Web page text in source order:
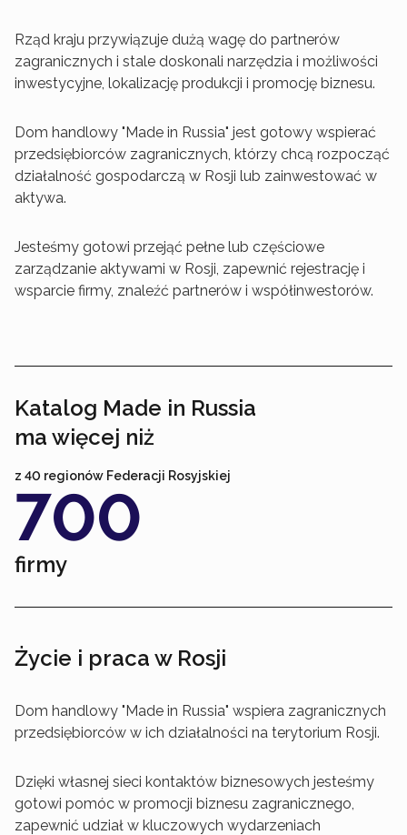
Rząd kraju przywiązuje dużą wagę do partnerów
zagranicznych i stale doskonali narzędzia i możliwości
inwestycyjne, lokalizację produkcji i promocję biznesu.
Dom handlowy "Made in Russia" jest gotowy wspierać
przedsiębiorców zagranicznych, którzy chcą rozpocząć
działalność gospodarczą w Rosji lub zainwestować w
aktywa.
Jesteśmy gotowi przejąć pełne lub częściowe
zarządzanie aktywami w Rosji, zapewnić rejestrację i
wsparcie firmy, znaleźć partnerów i współinwestorów.
Katalog Made in Russia
ma więcej niż
z 40 regionów Federacji Rosyjskiej
700
firmy
Życie i praca w Rosji
Dom handlowy "Made in Russia" wspiera zagranicznych
przedsiębiorców w ich działalności na terytorium Rosji.
Dzięki własnej sieci kontaktów biznesowych jesteśmy
gotowi pomóc w promocji biznesu zagranicznego,
zapewnić udział w kluczowych wydarzeniach